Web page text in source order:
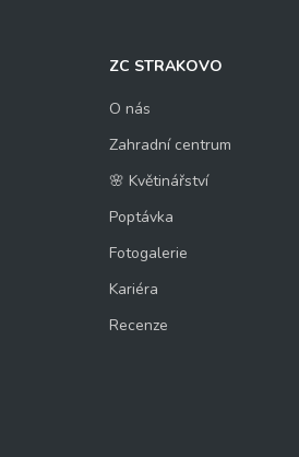
ZC STRAKOVO
O nás
Zahradní centrum
🌸 Květinářství
Poptávka
Fotogalerie
Kariéra
Recenze